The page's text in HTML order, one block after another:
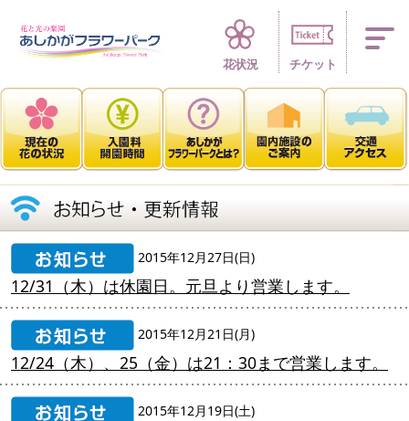
四季折々 花の
花状況 チケット
2015年12月27日(日)
12/31（木）は休園日。元旦より営業します。
2015年12月21日(月)
12/24（木）、25（金）は21：30まで営業します。
2015年12月19日(土)